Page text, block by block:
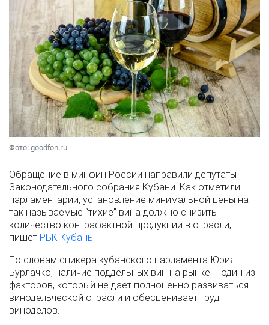
Фото: goodfon.ru
Обращение в минфин России направили депутаты
Законодательного собрания Кубани. Как отметили
парламентарии, установление минимальной цены на
так называемые “тихие” вина должно снизить
количество контрафактной продукции в отрасли,
пишет РБК Кубань.
По словам спикера кубанского парламента Юрия
Бурлачко, наличие поддельных вин на рынке – один из
факторов, который не дает полноценно развиваться
винодельческой отрасли и обесценивает труд
виноделов.